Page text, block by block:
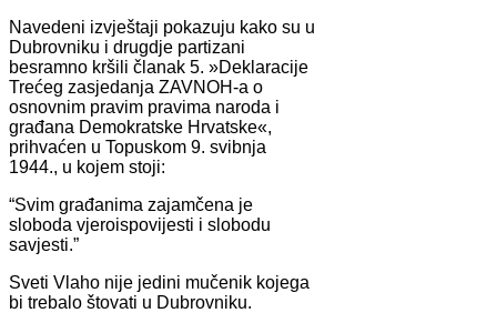
Navedeni izvještaji pokazuju kako su u
Dubrovniku i drugdje partizani
besramno kršili članak 5. »Deklaracije
Trećeg zasjedanja ZAVNOH-a o
osnovnim pravim pravima naroda i
građana Demokratske Hrvatske«,
prihvaćen u Topuskom 9. svibnja
1944., u kojem stoji:
“Svim građanima zajamčena je
sloboda vjeroispovijesti i slobodu
savjesti.”
Sveti Vlaho nije jedini mučenik kojega
bi trebalo štovati u Dubrovniku.